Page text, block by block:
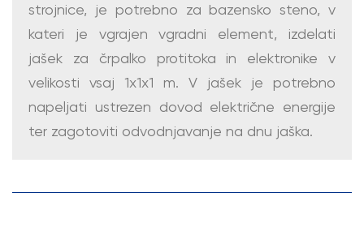
strojnice, je potrebno za bazensko steno, v
kateri je vgrajen vgradni element, izdelati
jašek za črpalko protitoka in elektronike v
velikosti vsaj 1x1x1 m. V jašek je potrebno
napeljati ustrezen dovod električne energije
ter zagotoviti odvodnjavanje na dnu jaška.